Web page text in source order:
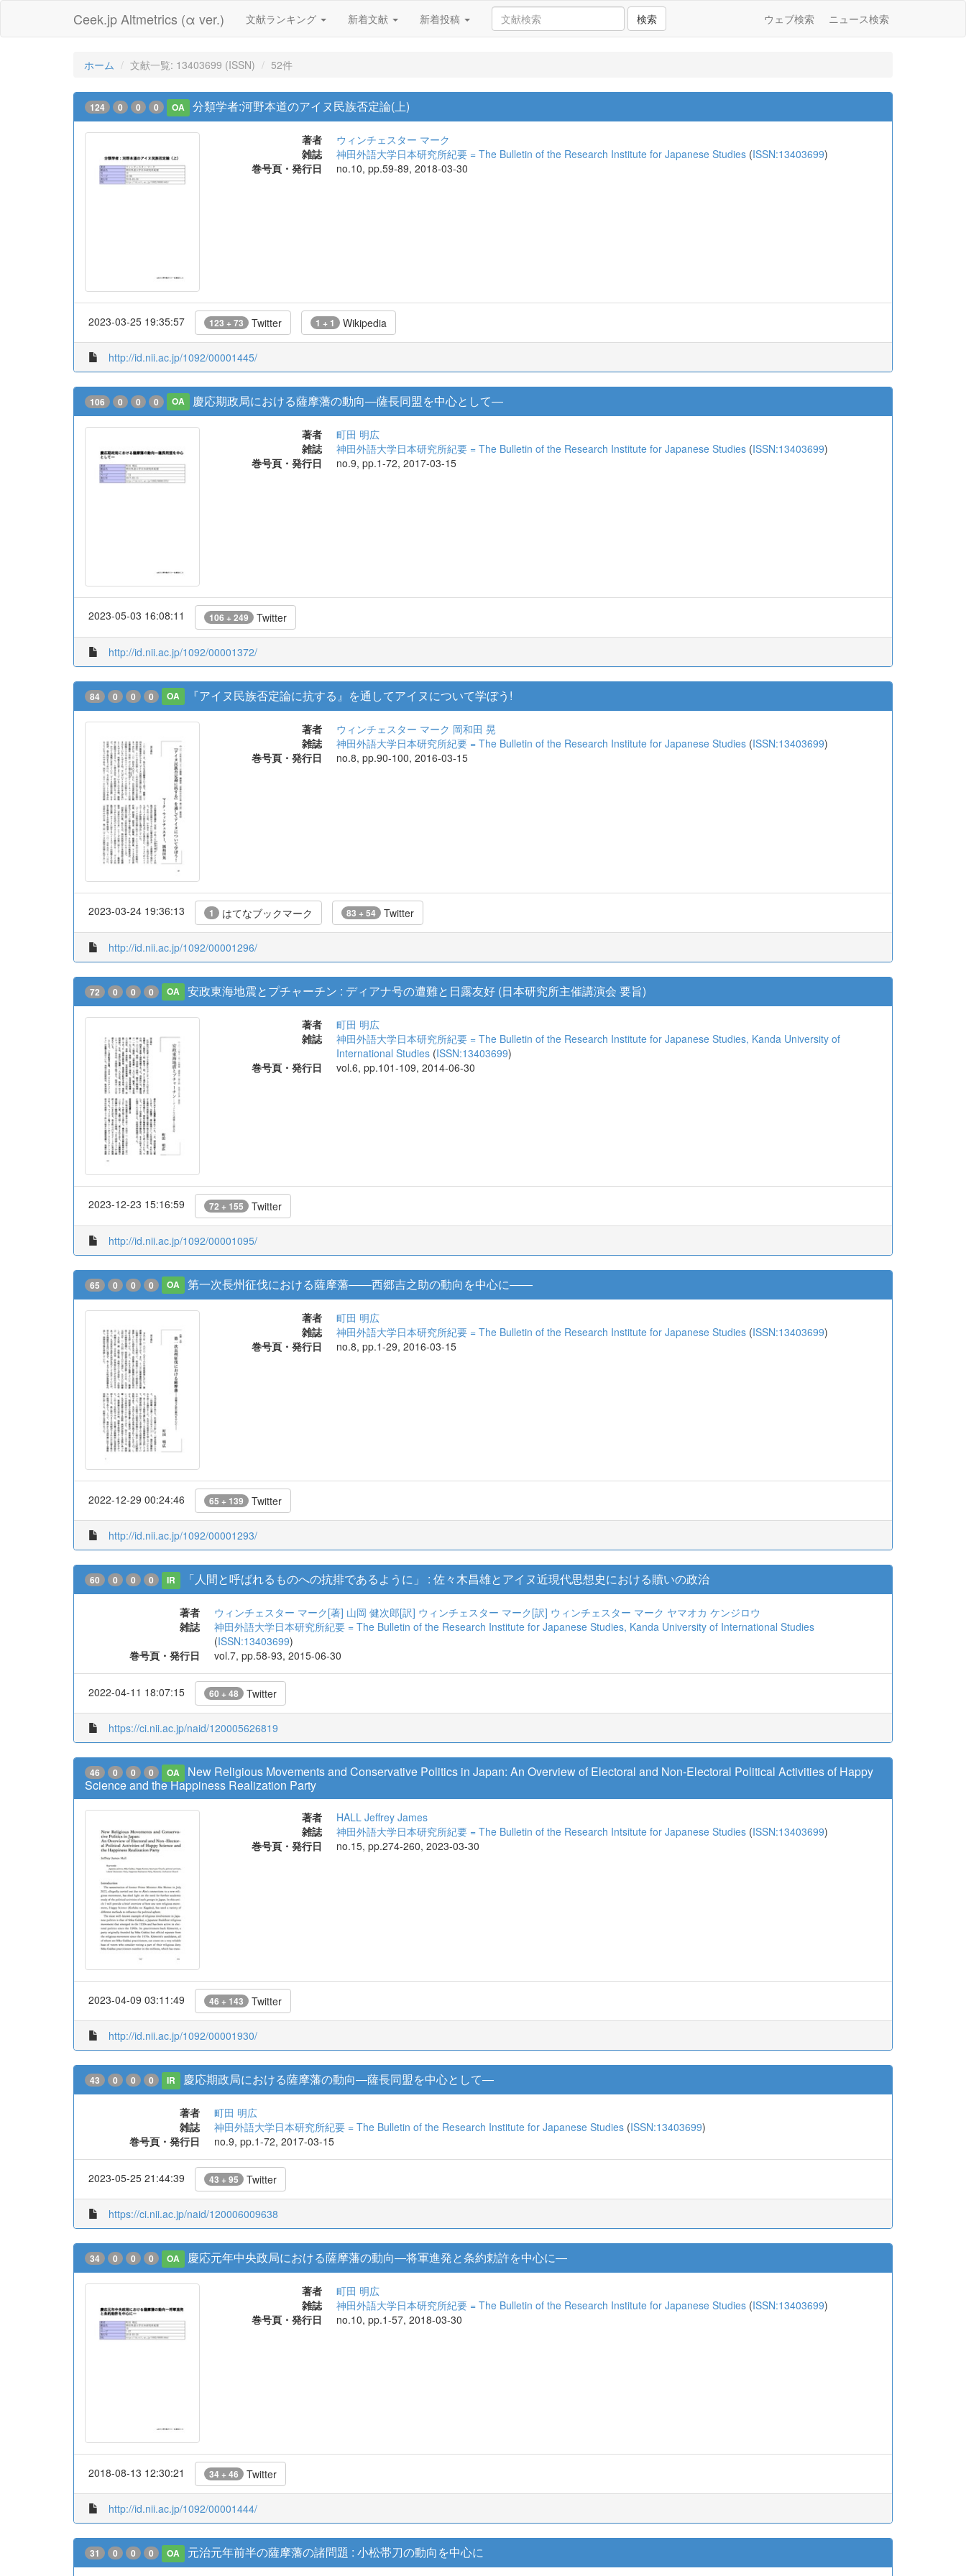
Ceek.jp Altmetrics (α ver.) 文献ランキング 新着文献 新着投稿 検索 ウェブ検索 ニュース検索
ホーム 文献一覧: 13403699 (ISSN) 52件
124 0 0 0 OA 分類学者:河野本道のアイヌ民族否定論(上)
著者
ウィンチェスター マーク
雑誌
神田外語大学日本研究所紀要 = The Bulletin of the Research Institute for Japanese Studies (ISSN:13403699)
巻号頁・発行日
no.10, pp.59-89, 2018-03-30
2023-03-25 19:35:57 123 + 73 Twitter 1 + 1 Wikipedia
http://id.nii.ac.jp/1092/00001445/
106 0 0 0 OA 慶応期政局における薩摩藩の動向―薩長同盟を中心として―
著者
町田 明広
雑誌
神田外語大学日本研究所紀要 = The Bulletin of the Research Institute for Japanese Studies (ISSN:13403699)
巻号頁・発行日
no.9, pp.1-72, 2017-03-15
2023-05-03 16:08:11 106 + 249 Twitter
http://id.nii.ac.jp/1092/00001372/
84 0 0 0 OA 『アイヌ民族否定論に抗する』を通してアイヌについて学ぼう!
著者 ウィンチェスター マーク 岡和田 晃
雑誌
神田外語大学日本研究所紀要 = The Bulletin of the Research Institute for Japanese Studies (ISSN:13403699)
巻号頁・発行日
no.8, pp.90-100, 2016-03-15
2023-03-24 19:36:13 1 はてなブックマーク 83 + 54 Twitter
http://id.nii.ac.jp/1092/00001296/
72 0 0 0 OA 安政東海地震とプチャーチン : ディアナ号の遭難と日露友好 (日本研究所主催講演会 要旨)
著者
町田 明広
雑誌
神田外語大学日本研究所紀要 = The Bulletin of the Research Institute for Japanese Studies, Kanda University of
International Studies (ISSN:13403699)
巻号頁・発行日
vol.6, pp.101-109, 2014-06-30
2023-12-23 15:16:59 72 + 155 Twitter
http://id.nii.ac.jp/1092/00001095/
65 0 0 0 OA 第一次長州征伐における薩摩藩――西郷吉之助の動向を中心に――
著者
町田 明広
雑誌
神田外語大学日本研究所紀要 = The Bulletin of the Research Institute for Japanese Studies (ISSN:13403699)
巻号頁・発行日
no.8, pp.1-29, 2016-03-15
2022-12-29 00:24:46 65 + 139 Twitter
http://id.nii.ac.jp/1092/00001293/
60 0 0 0 IR 「人間と呼ばれるものへの抗排であるように」 : 佐々木昌雄とアイヌ近現代思想史における贖いの政治
著者 ウィンチェスター マーク[著] 山岡 健次郎[訳] ウィンチェスター マーク[訳] ウィンチェスター マーク ヤマオカ ケンジロウ
雑誌
神田外語大学日本研究所紀要 = The Bulletin of the Research Institute for Japanese Studies, Kanda University of International Studies
(ISSN:13403699)
巻号頁・発行日
vol.7, pp.58-93, 2015-06-30
2022-04-11 18:07:15 60 + 48 Twitter
https://ci.nii.ac.jp/naid/120005626819
46 0 0 0 OA
New Religious Movements and Conservative Politics in Japan: An Overview of Electoral and Non-Electoral Political Activities of Happy
Science and the Happiness Realization Party
著者
HALL Jeffrey James
雑誌
神田外語大学日本研究所紀要 = The Bulletin of the Research Intsitute for Japanese Studies (ISSN:13403699)
巻号頁・発行日
no.15, pp.274-260, 2023-03-30
2023-04-09 03:11:49 46 + 143 Twitter
http://id.nii.ac.jp/1092/00001930/
43 0 0 0 IR 慶応期政局における薩摩藩の動向―薩長同盟を中心として―
著者
町田 明広
雑誌
神田外語大学日本研究所紀要 = The Bulletin of the Research Institute for Japanese Studies (ISSN:13403699)
巻号頁・発行日
no.9, pp.1-72, 2017-03-15
2023-05-25 21:44:39 43 + 95 Twitter
https://ci.nii.ac.jp/naid/120006009638
34 0 0 0 OA 慶応元年中央政局における薩摩藩の動向―将軍進発と条約勅許を中心に―
著者
町田 明広
雑誌
神田外語大学日本研究所紀要 = The Bulletin of the Research Institute for Japanese Studies (ISSN:13403699)
巻号頁・発行日
no.10, pp.1-57, 2018-03-30
2018-08-13 12:30:21 34 + 46 Twitter
http://id.nii.ac.jp/1092/00001444/
31 0 0 0 OA 元治元年前半の薩摩藩の諸問題 : 小松帯刀の動向を中心に